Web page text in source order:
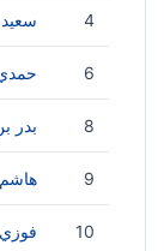
4
6
8 بدر
9
10